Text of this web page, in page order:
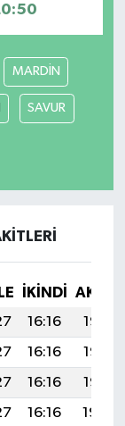
MARDİN
SAVUR
İKINDI
16:16
19:36
16:16
19:35
16:16
19:35
16:16
19:34